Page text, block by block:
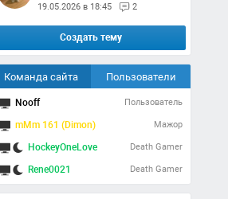
19.05.2026 в 18:45 2
Создать тему
Команда сайта Пользователи
Nooff Пользователь
mMm 161 (Dimon) Мажор
HockeyOneLove Death Gamer
Rene0021 Death Gamer